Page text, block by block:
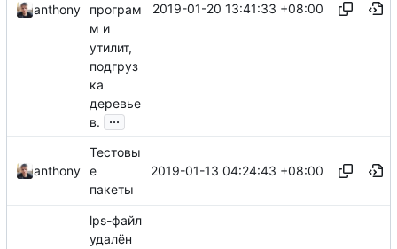
anthony
програм
м и
утилит,
подгруз
ка
деревье
в.
...
2019-01-20 13:41:33 +08:00
anthony
Тестовы
е
пакеты
2019-01-13 04:24:43 +08:00
lps-файл
удалён